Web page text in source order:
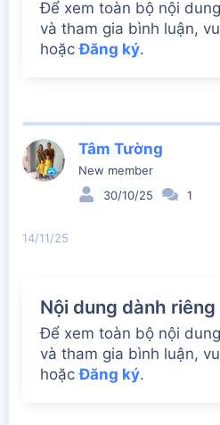
Để xem toàn bộ nội
và tham gia bình luận,
hoặcĐăng ký.
Tâm Tường
New member
30/10/25
1
14/11/25
Nội dung dành
Để xem toàn bộ nội
và tham gia bình luận,
hoặcĐăng ký.